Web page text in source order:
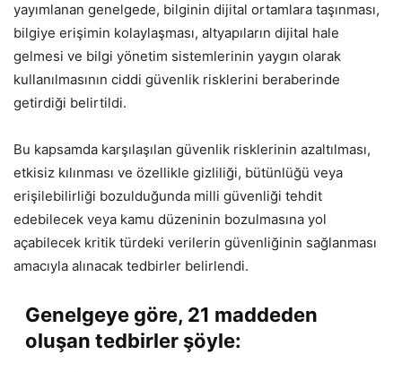
yayımlanan genelgede, bilginin dijital ortamlara taşınması,
bilgiye erişimin kolaylaşması, altyapıların dijital hale
gelmesi ve bilgi yönetim sistemlerinin yaygın olarak
kullanılmasının ciddi güvenlik risklerini beraberinde
getirdiği belirtildi.
Bu kapsamda karşılaşılan güvenlik risklerinin azaltılması,
etkisiz kılınması ve özellikle gizliliği, bütünlüğü veya
erişilebilirliği bozulduğunda milli güvenliği tehdit
edebilecek veya kamu düzeninin bozulmasına yol
açabilecek kritik türdeki verilerin güvenliğinin sağlanması
amacıyla alınacak tedbirler belirlendi.
Genelgeye göre, 21 maddeden
oluşan tedbirler şöyle: